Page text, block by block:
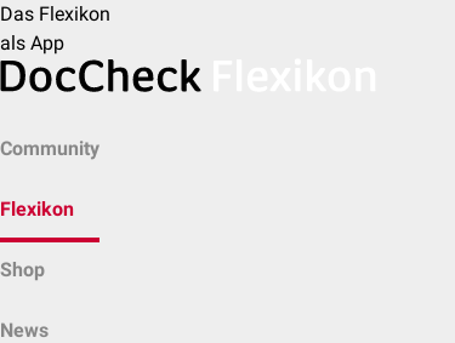
Das Flexikon
als App
Community
Flexikon
Shop
News